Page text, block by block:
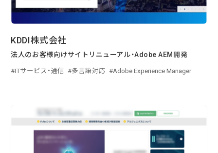
6月に入社しました眞鍋です。
承認ボタンを押しただけ！ Cursor がやっ
情報を AWS Secrets Manager で管理す
る
技術ブログ
KDDI株式会社
法人のお客様向けサイトリニューアル・Adobe AEM開発
ITサービス・通信 多言語対応 Adobe Experience Manager